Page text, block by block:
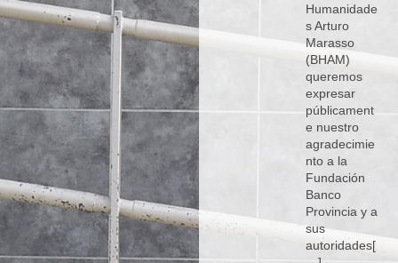
Humanidade
s Arturo
Marasso
(BHAM)
queremos
expresar
públicament
e nuestro
agradecimie
nto a la
Fundación
Banco
Provincia y a
sus
autoridades[